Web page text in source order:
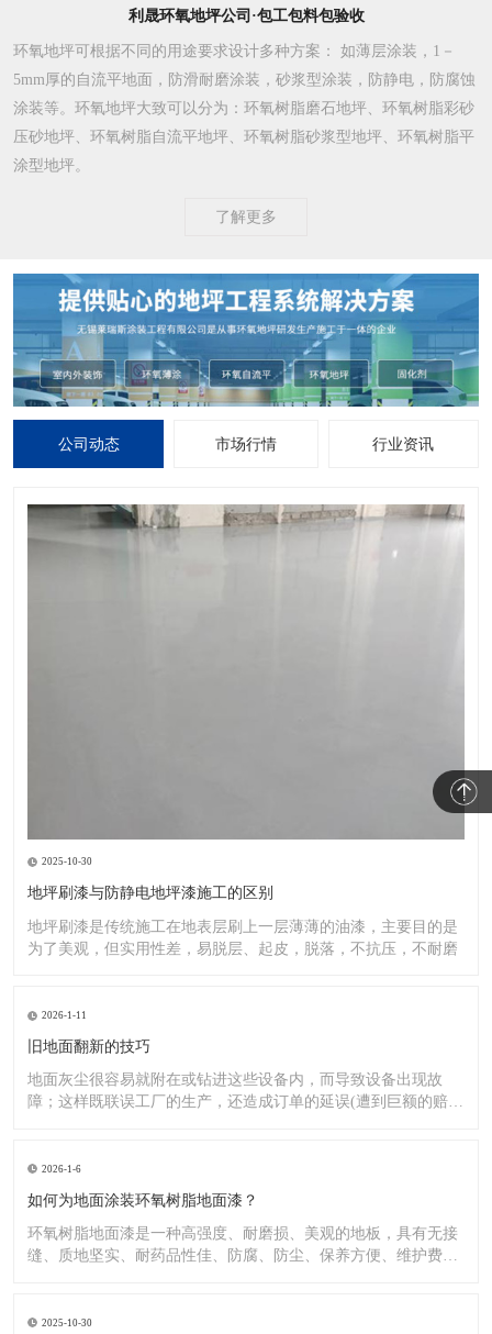
利晟环氧地坪公司·包工包料包验收
环氧地坪可根据不同的用途要求设计多种方案 ： 如薄层涂装，1－
5mm厚的自流平地面，防滑耐磨涂装，砂浆型涂装，防静电，防腐蚀
涂装等。环氧地坪大致可以分为：环氧树脂磨石地坪、环氧树脂彩砂
压砂地坪、环氧树脂自流平地坪、环氧树脂砂浆型地坪、环氧树脂平
涂型地坪。
了解更多
公司动态 市场行情 行业资讯
2025-10-30
地坪刷漆与防静电地坪漆施工的区别
地坪刷漆是传统施工在地表层刷上一层薄薄的油漆，主要目的是
为了美观，但实用性差，易脱层、起皮，脱落，不抗压，不耐磨
2026-1-11
旧地面翻新的技巧
地面灰尘很容易就附在或钻进这些设备内，而导致设备出现故
障；这样既联误工厂的生产，还造成订单的延误(遭到巨额的赔
2026-1-6
如何为地面涂装环氧树脂地面漆？
环氧树脂地面漆是一种高强度、耐磨损、美观的地板，具有无接
缝、质地坚实、耐药品性佳、防腐、防尘、保养方便、维护费用
2025-10-30